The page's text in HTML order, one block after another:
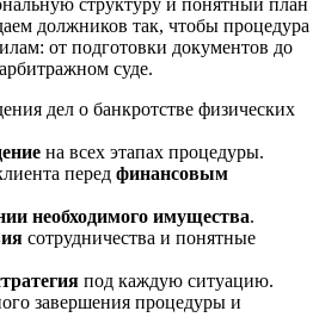
структуру и понятный план
должников так, чтобы процедура
от подготовки документов до
суде.
дел о банкротстве физических
на всех этапах процедуры.
перед финансовым
необходимого имущества.
сотрудничества и понятные
под каждую ситуацию.
завершения процедуры и